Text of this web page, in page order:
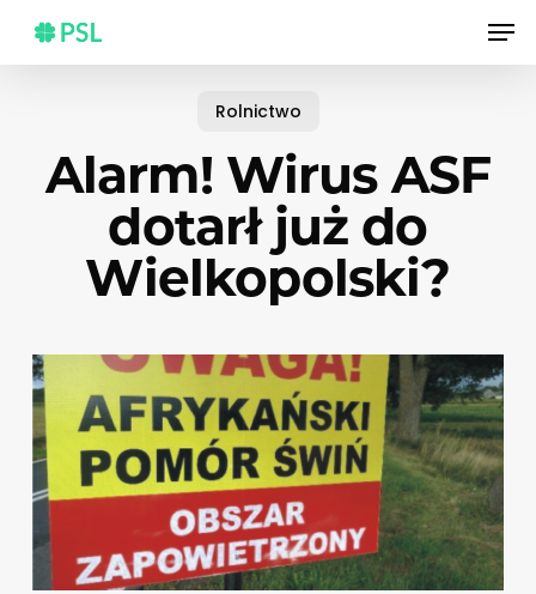
main
Rolnictwo
Alarm! Wirus ASF
dotarł już do
Wielkopolski?